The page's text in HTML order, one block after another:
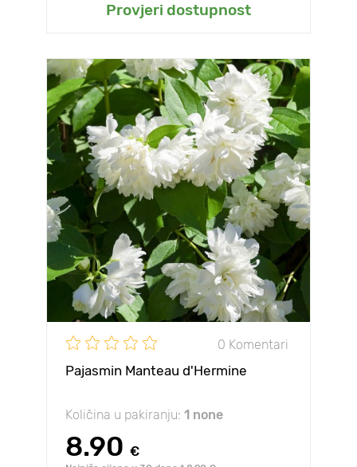
Provjeri dostupnost
0 Komentari
Pajasmin Manteau d'Hermine
Količina u pakiranju: 1 none
8.90 €